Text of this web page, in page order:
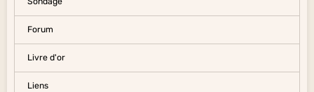
Forum
Livre d'or
Liens